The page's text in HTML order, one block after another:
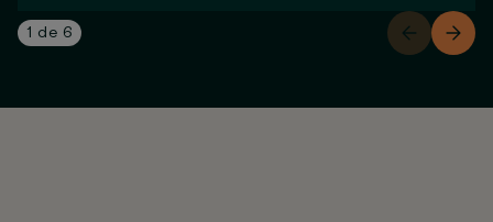
1 de 6